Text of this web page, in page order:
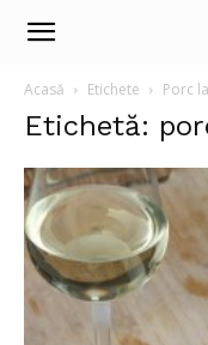
Acasă Etichete Porc
Etichetă: